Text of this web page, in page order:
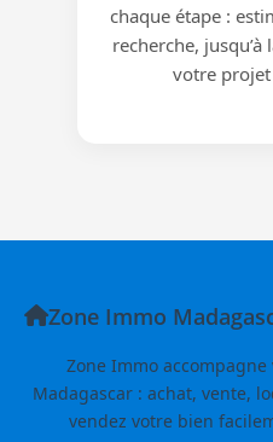
chaque étape :
recherche,
votre
Zone Immo
Zone Immo
Madagascar : achat, vente,
vendez votre bien